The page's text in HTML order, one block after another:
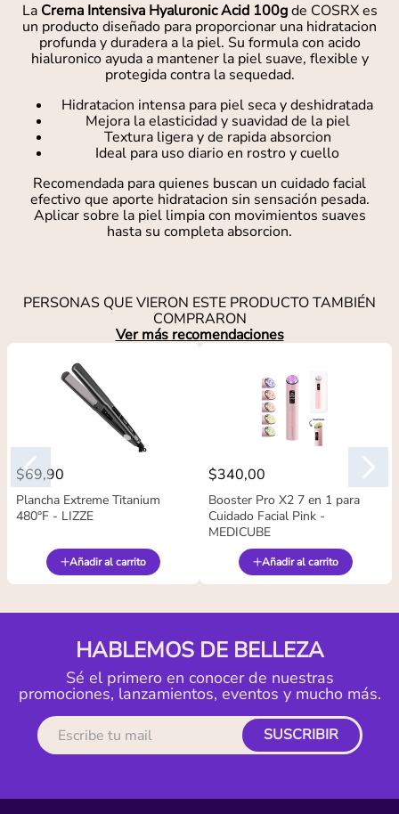
La Crema Intensiva Hyaluronic Acid 100gde COSRX es
un producto diseñado para proporcionar una hidratacion
profunda y duradera a la piel. Su formula con acido
hialuronico ayuda a mantener la piel suave, flexible y
protegida contra la sequedad.
Hidratacion intensa para piel seca y deshidratada
Mejora la elasticidad y suavidad de la piel
Textura ligera y de rapida absorcion
Ideal para uso diario en rostro y cuello
Recomendada para quienes buscan un cuidado facial
efectivo que aporte hidratacion sin sensación pesada.
Aplicar sobre la piel limpia con movimientos suaves
hasta su completa absorcion.
PERSONAS QUE VIERON ESTE PRODUCTO TAMBIÉN
COMPRARON
Ver más recomendaciones
$69,90
Plancha Extreme Titanium
480°F - LIZZE
Añadir al carrito
$340,00
Booster Pro X2 7 en 1 para
Cuidado Facial Pink -
MEDICUBE
Añadir al carrito
HABLEMOS DE BELLEZA
Sé el primero en conocer de nuestras
promociones, lanzamientos, eventos y mucho más.
SUSCRIBIR